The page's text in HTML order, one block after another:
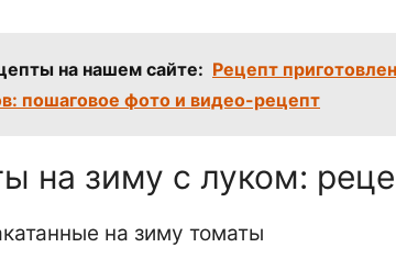
на нашем сайте: Рецепт
пошаговое фото и видео-рецепт
на зиму с луком: